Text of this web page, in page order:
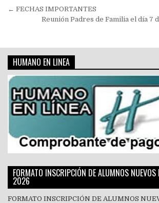
Navegación
← FECHAS IMPORTANTES
Reunión Padres de Familia el día 7
HUMANO EN LINEA
FORMATO INSCRIPCIÓN DE ALUMNOS NUEVOS
2026
FORMATO INSCRIPCIÓN DE ALUMNOS